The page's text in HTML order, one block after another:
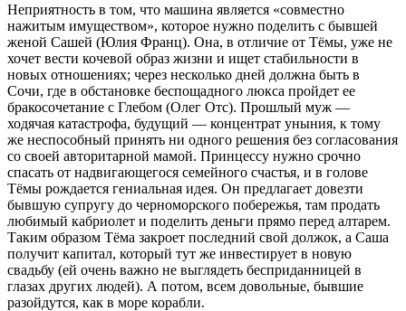
Неприятность в том, что машина является «совместно
нажитым имуществом», которое нужно поделить с бывшей
женой Сашей (Юлия Франц). Она, в отличие от Тёмы, уже не
хочет вести кочевой образ жизни и ищет стабильности в
новых отношениях; через несколько дней должна быть в
Сочи, где в обстановке беспощадного люкса пройдет ее
бракосочетание с Глебом (Олег Отс). Прошлый муж —
ходячая катастрофа, будущий — концентрат уныния, к тому
же неспособный принять ни одного решения без согласования
со своей авторитарной мамой. Принцессу нужно срочно
спасать от надвигающегося семейного счастья, и в голове
Тёмы рождается гениальная идея. Он предлагает довезти
бывшую супругу до черноморского побережья, там продать
любимый кабриолет и поделить деньги прямо перед алтарем.
Таким образом Тёма закроет последний свой должок, а Саша
получит капитал, который тут же инвестирует в новую
свадьбу (ей очень важно не выглядеть бесприданницей в
глазах других людей). А потом, всем довольные, бывшие
разойдутся, как в море корабли.